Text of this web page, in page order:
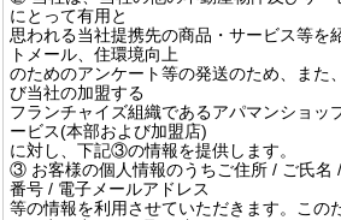
にとって有用と
思われる当社提携先の商品・サービス等を
トメール、住環境向上
のためのアンケート等の発送のため、また
び当社の加盟する
フランチャイズ組織であるアパマンショッ
ービス(本部および加盟店)
に対し、下記③の情報を提供します。
③ お客様の個人情報のうちご住所 / ご氏名
番号 / 電子メールアドレス
等の情報を利用させていただきます。この